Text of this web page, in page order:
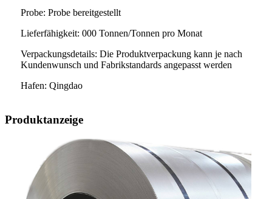
Probe: Probe bereitgestellt
Lieferfähigkeit: 000 Tonnen/Tonnen pro Monat
Verpackungsdetails: Die Produktverpackung kann je nach
Kundenwunsch und Fabrikstandards angepasst werden
Hafen: Qingdao
Produktanzeige